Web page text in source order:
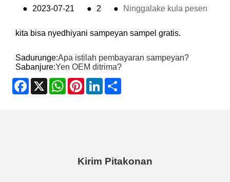
● 2023-07-21 ● 2 ● Ninggalake kula pesen
kita bisa nyedhiyani sampeyan sampel gratis.
Sadurunge:Apa istilah pembayaran sampeyan?
Sabanjure:Yen OEM ditrima?
Facebook
X WhatsApp
PinterestLinkedIn
Kirim Pitakonan